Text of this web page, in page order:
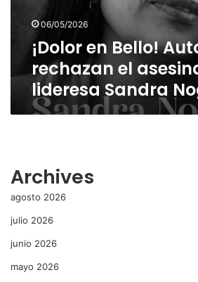
de
lideresa
Sandra
Nogales
06/05/2026
¡Dolor en Bello!
rechazan el
lideresa Sandra
Archives
agosto 2026
julio 2026
junio 2026
mayo 2026